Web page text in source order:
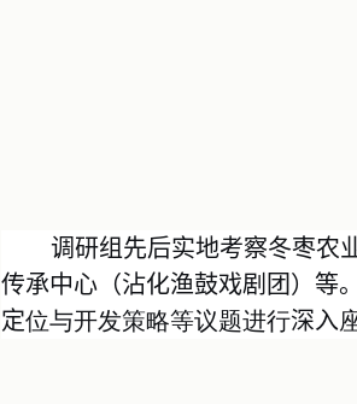
调研组 先后实地考察冬枣农
传承中心（沾化渔鼓戏剧团） 等
定位与开发策略等议题进行深入